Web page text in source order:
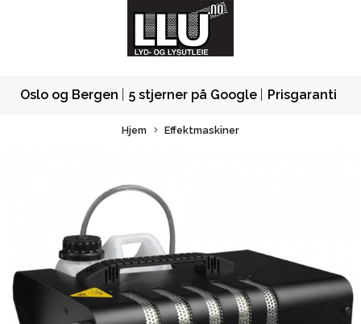
Oslo og Bergen 5 stjerner på Google Prisgaranti
Hjem Effektmaskiner